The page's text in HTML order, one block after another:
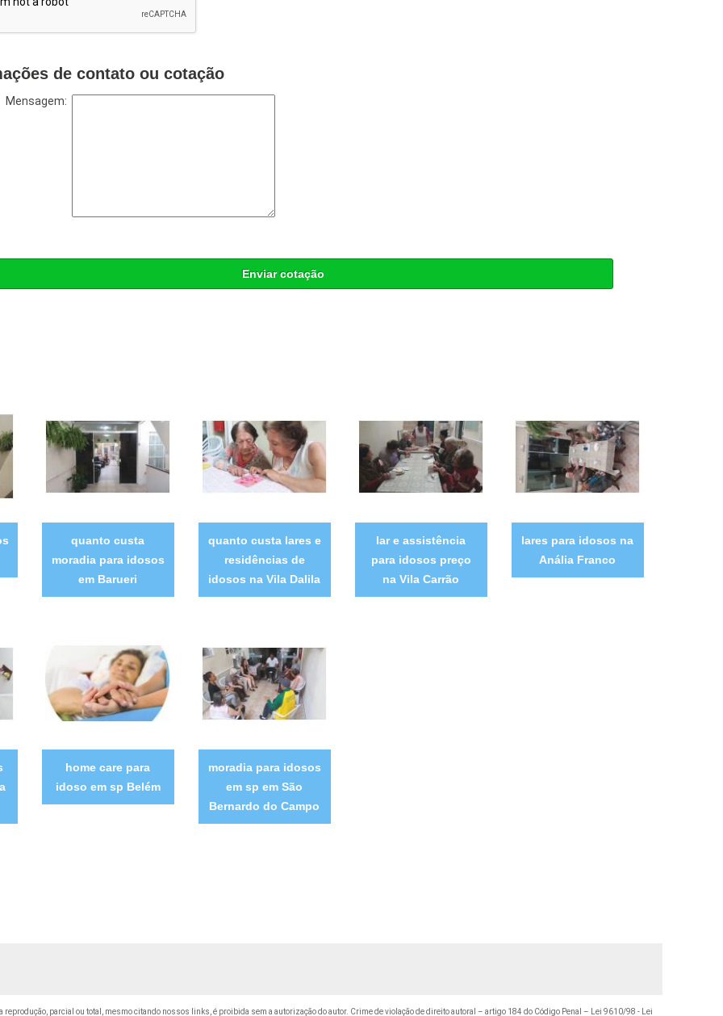
de contato ou cotação
Mensagem:
Enviar cotação
quanto custa
moradia para idosos
em Barueri
quanto custa lares e
residências de
idosos na Vila Dalila
lar e assistência
para idosos preço
na Vila Carrão
lares para idosos na
Anália Franco
home care para
idoso em sp Belém
moradia para idosos
em sp em São
Bernardo do Campo
reprodução, parcial ou total, mesmo citando nossos links, é proibida sem a autorização do autor. Crime de violação de direito autoral – artigo 184 do Código Penal –
Lei 9610/98 - Lei